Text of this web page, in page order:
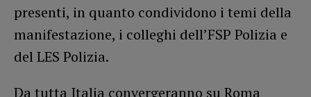
presenti, in quanto condividono i temi della
manifestazione, i colleghi dell’FSP Polizia e
del LES Polizia.
Da tutta Italia convergeranno su Roma